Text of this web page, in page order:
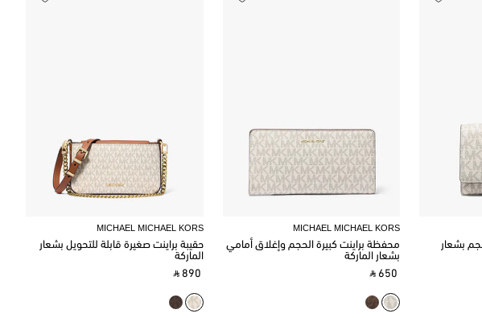
بشعار
MICHAEL MICHAEL KORS
محفظة براينت كبيرة الحجم وإغلاق أمامي
بشعار الماركة
‎ ⃁ 650 ‎
MICHAEL MICHAEL KORS
حقيبة براينت صغيرة قابلة للتحويل بشعار
الماركة
‎ ⃁ 890 ‎